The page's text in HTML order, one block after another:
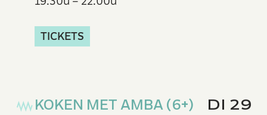
TICKETS
DI 29
KOKEN MET AMBA (6+)